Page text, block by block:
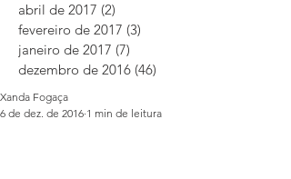
abril de 2017 (2)
fevereiro de 2017 (3)
janeiro de 2017 (7)
dezembro de 2016 (46)
Xanda Fogaça
6 de dez. de 2016 1 min de leitura